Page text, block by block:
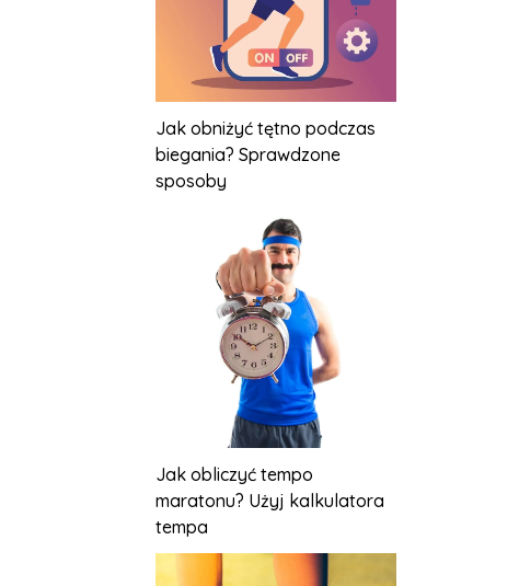
Jak obniżyć tętno podczas
biegania? Sprawdzone
sposoby
Jak obliczyć tempo
maratonu? Użyj kalkulatora
tempa